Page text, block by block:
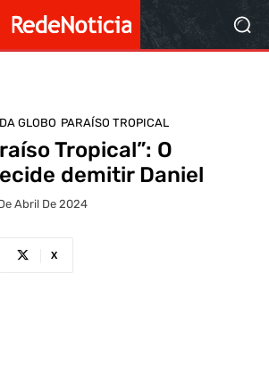
GLOBO PARAÍSO TROPICAL
Tropical”: O
demitir Daniel
Abril De 2024
X